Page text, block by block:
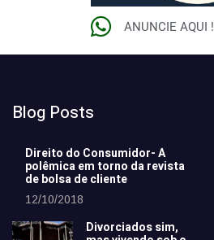
ANUNCIE AQUI !
Blog Posts
Direito do Consumidor- A
polêmica em torno da revista
de bolsa de cliente
12/10/2018
Divorciados sim,